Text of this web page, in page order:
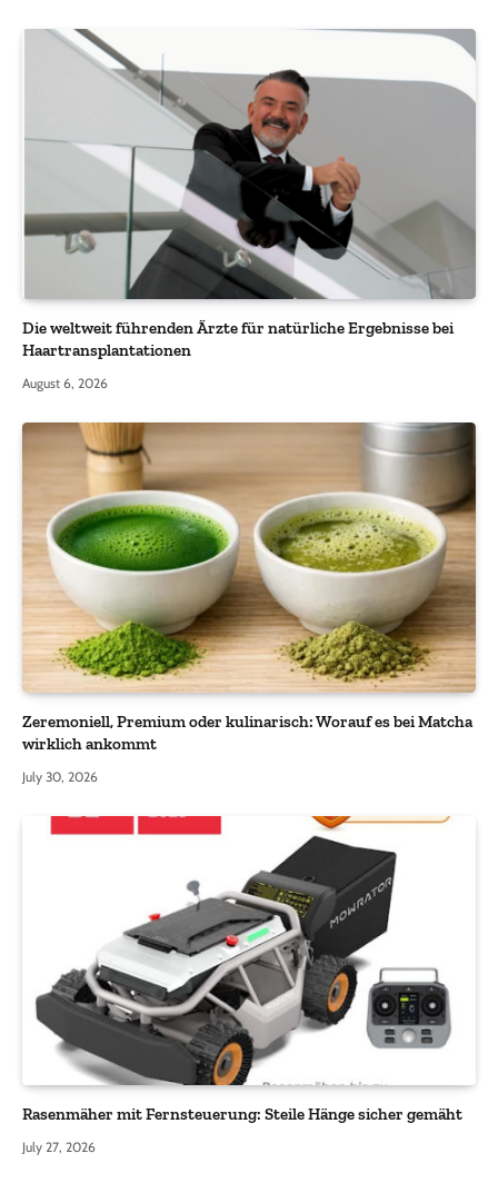
Die weltweit führenden Ärzte für natürliche Ergebnisse bei
Haartransplantationen
August 6, 2026
Zeremoniell, Premium oder kulinarisch: Worauf es bei Matcha
wirklich ankommt
July 30, 2026
Rasenmäher mit Fernsteuerung: Steile Hänge sicher gemäht
July 27, 2026